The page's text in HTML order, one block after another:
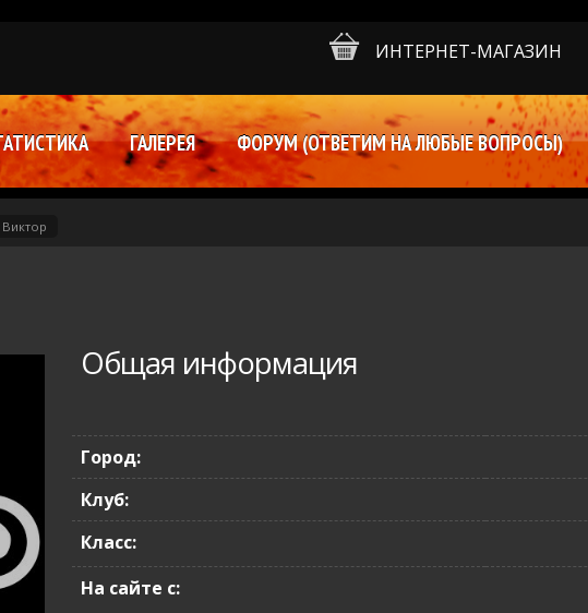
Общая информация
Город:
Клуб:
Класс:
На сайте с:
ИНТЕРНЕТ-МАГАЗИН
ГАЛЕРЕЯ ФОРУМ (ОТВЕТИМ НА ЛЮБЫЕ ВОПРОСЫ)